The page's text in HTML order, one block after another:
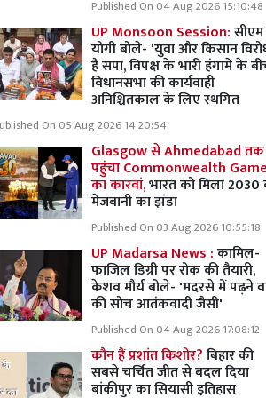
Published On 04 Aug 2026 15:10:48
UP Monsoon Session:सीएम
योगी बोले- 'युवा और किसान
है सपा, विपक्ष के भारी हंगामे के
विधानसभा की कार्यवाही
अनिश्चितकाल के लिए स्थगित
On 05 Aug 2026 14:20:54
Glasgow से Ahmedabad तक
पहुंचा Commonwealth
का कारवां,भारत को मिला 2030
मेजबानी का झंडा
Published On 03 Aug 2026 10:55:18
UP Madarsa News :कामिल-
फाजिल डिग्री पर रोक की तैयारी,
केशव मौर्य बोले- 'मदरसे में पढ़ने
की सोच आतंकवादी जैसी'
Published On 04 Aug 2026 17:08:12
कौन हैं प्रशांत किशोर?बिहार की
सबसे चर्चित जीत से बदल दिया
बांकीपुर का सियासी इतिहास